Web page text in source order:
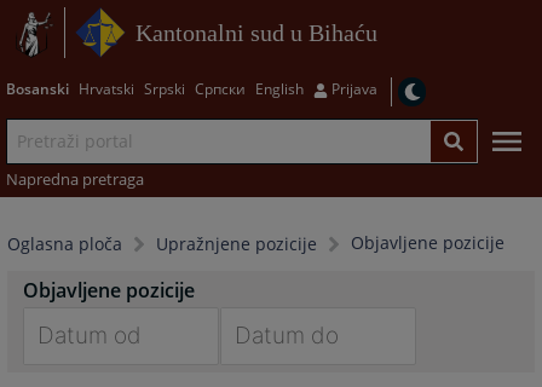
Kantonalni sud u Bihaću
Bosanski Hrvatski Srpski Српски English Prijava
Napredna pretraga
Oglasna ploča Upražnjene pozicije Objavljene pozicije
Objavljene pozicije